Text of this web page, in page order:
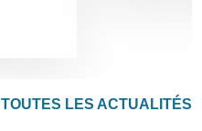
TOUTES LES ACTUALITÉS